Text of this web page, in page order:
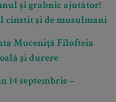
și grabnic ajutător!
cinstit și de musulmani
Muceniță Filofteia
și durere
14 septembrie –